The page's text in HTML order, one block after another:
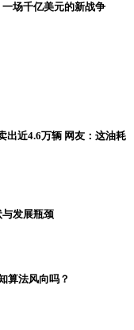
一场千亿美元的新战争
出近4.6万辆 网友：这油耗
发展瓶颈
算法风向吗？